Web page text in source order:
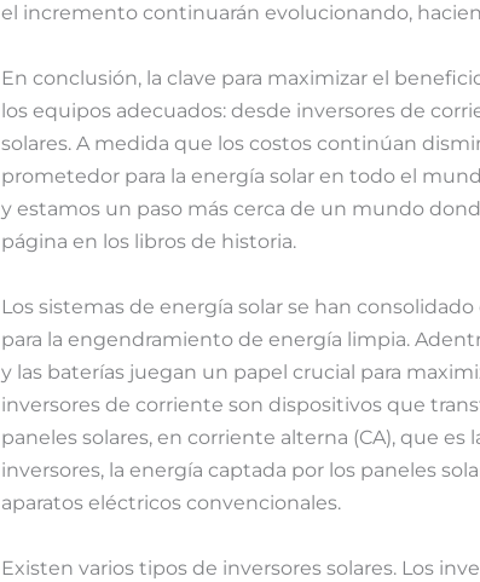
el incremento continuarán evolucionando,
En conclusión, la clave para maximizar el
los equipos adecuados: desde inversores de
solares. A medida que los costos continúan
prometedor para la energía solar en todo el
y estamos un paso más cerca de un mundo
página en los libros de historia.
Los sistemas de energía solar se han
para la engendramiento de energía limpia.
y las baterías juegan un papel crucial para
inversores de corriente son dispositivos que
paneles solares, en corriente alterna (CA), que
inversores, la energía captada por los paneles
aparatos eléctricos convencionales.
Existen varios tipos de inversores solares. Los